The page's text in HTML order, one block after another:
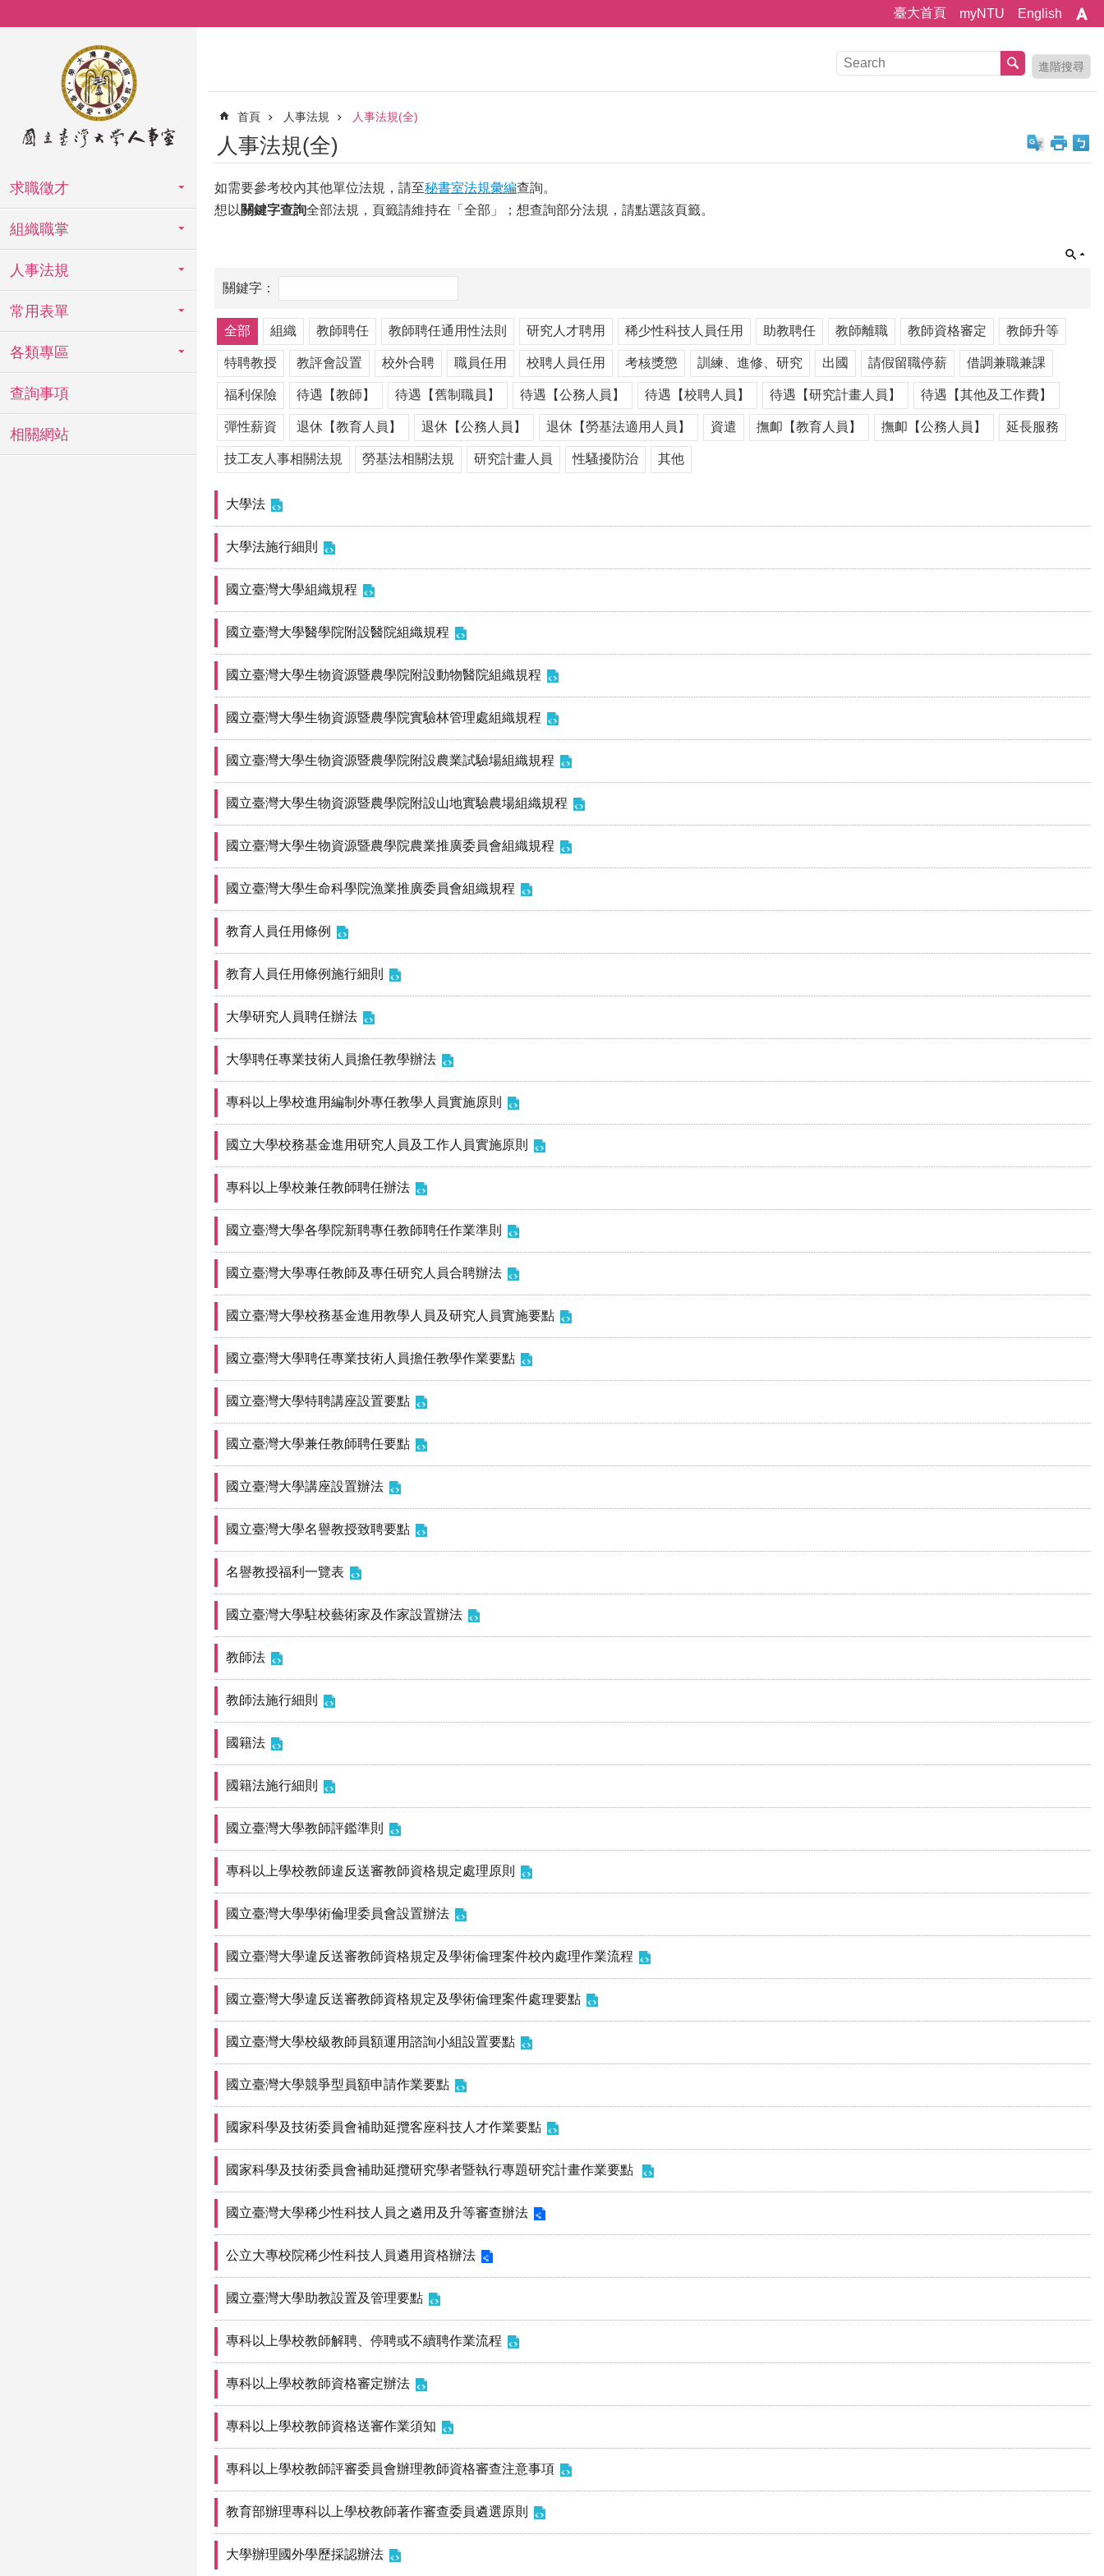
臺大首頁 myNTU English
求職徵才
組織職掌
人事法規
常用表單
各類專區
查詢事項
相關網站
進階搜尋
首頁 人事法規 人事法規(全)
人事法規(全)
如需要參考校內其他單位法規，請至秘書室法規彙編查詢。
想以 關鍵字查詢全部法規，頁籤請維持在「全部」；想查詢部分法規，請點選該頁籤。
全部 組織 教師聘任 教師聘任通用性法則 研究人才聘用 稀少性科技人員任用 助教聘任 教師離職 教師資格審定 教師升等
特聘教授 教評會設置 校外合聘 職員任用 校聘人員任用 考核獎懲 訓練、進修、研究 出國 請假留職停薪 借調兼職兼課
福利保險 待遇【教師】 待遇【舊制職員】 待遇【公務人員】 待遇【校聘人員】 待遇【研究計畫人員】 待遇【其他及工作費】
彈性薪資 退休【教育人員】 退休【公務人員】 退休【勞基法適用人員】 資遣 撫卹【教育人員】 撫卹【公務人員】 延長服務
技工友人事相關法規 勞基法相關法規 研究計畫人員 性騷擾防治 其他
大學法
大學法施行細則
國立臺灣大學組織規程
國立臺灣大學醫學院附設醫院組織規程
國立臺灣大學生物資源暨農學院附設動物醫院組織規程
國立臺灣大學生物資源暨農學院實驗林管理處組織規程
國立臺灣大學生物資源暨農學院附設農業試驗場組織規程
國立臺灣大學生物資源暨農學院附設山地實驗農場組織規程
國立臺灣大學生物資源暨農學院農業推廣委員會組織規程
國立臺灣大學生命科學院漁業推廣委員會組織規程
教育人員任用條例
教育人員任用條例施行細則
大學研究人員聘任辦法
大學聘任專業技術人員擔任教學辦法
專科以上學校進用編制外專任教學人員實施原則
國立大學校務基金進用研究人員及工作人員實施原則
專科以上學校兼任教師聘任辦法
國立臺灣大學各學院新聘專任教師聘任作業準則
國立臺灣大學專任教師及專任研究人員合聘辦法
國立臺灣大學校務基金進用教學人員及研究人員實施要點
國立臺灣大學聘任專業技術人員擔任教學作業要點
國立臺灣大學特聘講座設置要點
國立臺灣大學兼任教師聘任要點
國立臺灣大學講座設置辦法
國立臺灣大學名譽教授致聘要點
名譽教授福利一覽表
國立臺灣大學駐校藝術家及作家設置辦法
教師法
教師法施行細則
國籍法
國籍法施行細則
國立臺灣大學教師評鑑準則
專科以上學校教師違反送審教師資格規定處理原則
國立臺灣大學學術倫理委員會設置辦法
國立臺灣大學違反送審教師資格規定及學術倫理案件校內處理作業流程
國立臺灣大學違反送審教師資格規定及學術倫理案件處理要點
國立臺灣大學校級教師員額運用諮詢小組設置要點
國立臺灣大學競爭型員額申請作業要點
國家科學及技術委員會補助延攬客座科技人才作業要點
國家科學及技術委員會補助延攬研究學者暨執行專題研究計畫作業要點
國立臺灣大學稀少性科技人員之遴用及升等審查辦法
公立大專校院稀少性科技人員遴用資格辦法
國立臺灣大學助教設置及管理要點
專科以上學校教師解聘、停聘或不續聘作業流程
專科以上學校教師資格審定辦法
專科以上學校教師資格送審作業須知
專科以上學校教師評審委員會辦理教師資格審查注意事項
教育部辦理專科以上學校教師著作審查委員遴選原則
大學辦理國外學歷採認辦法